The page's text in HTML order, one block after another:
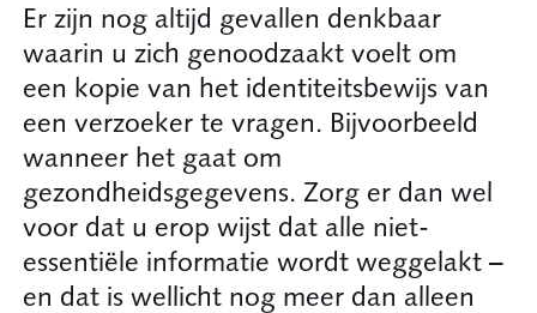
Er zijn nog altijd gevallen denkbaar
waarin u zich genoodzaakt voelt om
een kopie van het identiteitsbewijs van
een verzoeker te vragen. Bijvoorbeeld
wanneer het gaat om
gezondheidsgegevens. Zorg er dan wel
voor dat u erop wijst dat alle niet-
essentiële informatie wordt weggelakt –
en dat is wellicht nog meer dan alleen